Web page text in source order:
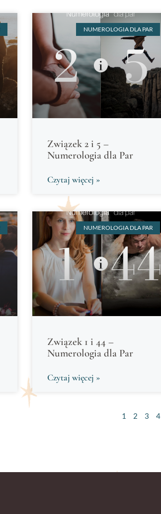
NUMEROLOGIA DLA PAR
Związek 2 i 5 –
Numerologia dla Par
Czytaj więcej »
NUMEROLOGIA DLA PAR
Związek 1 i 44 –
Numerologia dla Par
Czytaj więcej »
1 2 3 4